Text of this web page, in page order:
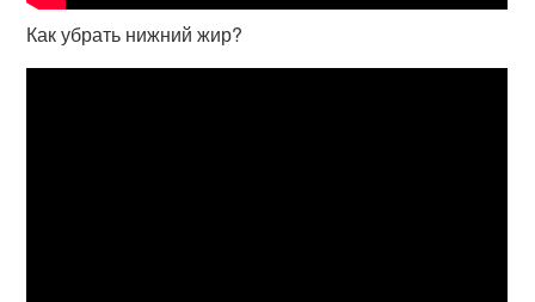
Как убрать нижний жир?